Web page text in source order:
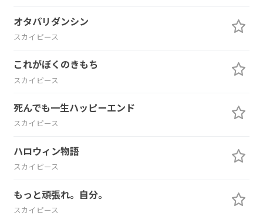
オタパリダンシン
スカイピース
これがぼくのきもち
スカイピース
死んでも一生ハッピーエンド
スカイピース
ハロウィン物語
スカイピース
もっと頑張れ。自分。
スカイピース